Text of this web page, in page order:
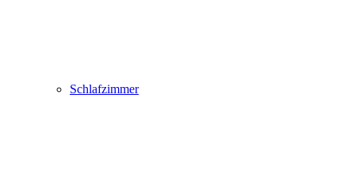
Schlafzimmer